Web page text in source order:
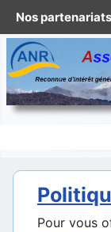
Pour vous
Nos partenariats